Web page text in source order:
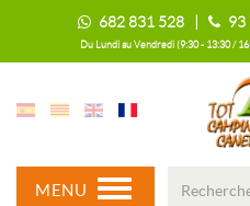
682 831 528 | 93
Du Lundi au Vendredi (9:30 - 13:30 /
MENU